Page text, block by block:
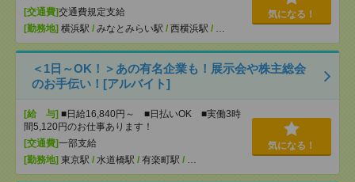
[交通費]交通費規定支給
[勤務地] 横浜駅 / みなとみらい駅 / 西横浜駅 / …
気になる！
＜1日～OK！＞あの有名企業も！展示会や株主総会
のお手伝い！[アルバイト]
[給 与] ■日給16,840円～ ■日払いOK ■実働3時
間5,120円のお仕事あります！
[交通費]一部支給
[勤務地] 東京駅 / 水道橋駅 / 有楽町駅 / …
気になる！